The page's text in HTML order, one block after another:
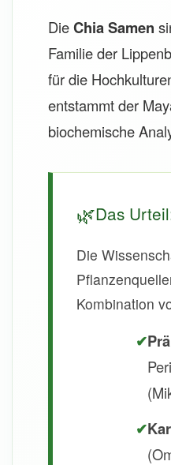
DieChia Samen
Familie der
für die
entstammt der
biochemische
🌿Das
Die
Kombination
✔
✔